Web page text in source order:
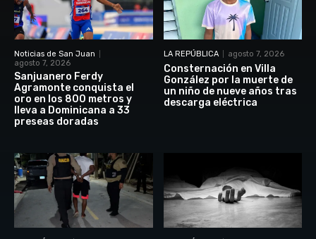
Noticias de San Juan
agosto 7, 2026
Sanjuanero Ferdy
Agramonte conquista el
oro en los 800 metros y
lleva a Dominicana a 33
preseas doradas
LA REPÚBLICA agosto 7, 2026
Consternación en Villa
González por la muerte de
un niño de nueve años tras
descarga eléctrica